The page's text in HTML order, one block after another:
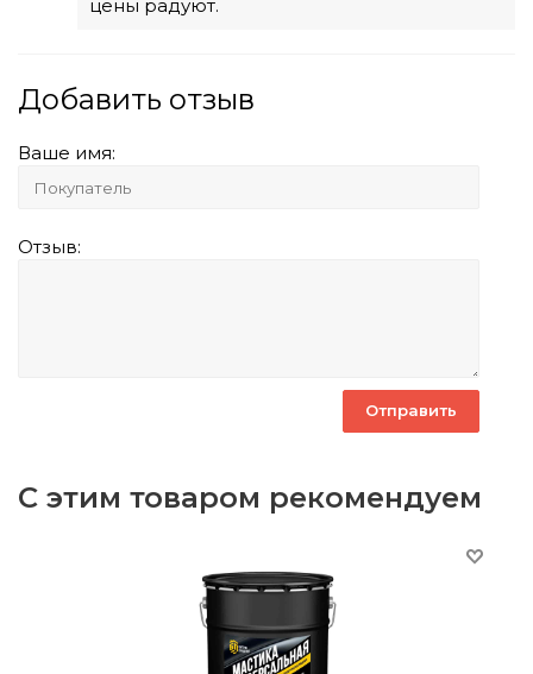
цены радуют.
Добавить отзыв
Ваше имя:
Отзыв:
С этим товаром рекомендуем